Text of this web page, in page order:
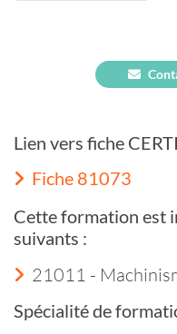
Lien vers fiche
Fiche 81073
Cette formation est
suivants :
21011 -
Spécialité de